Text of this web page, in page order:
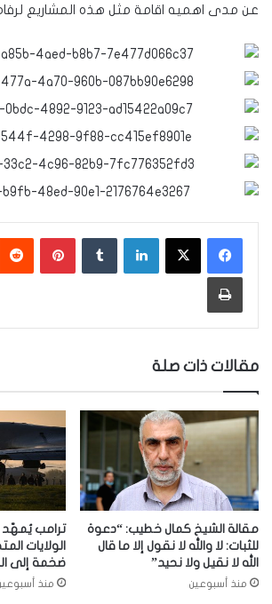
عن مدى اهميه اقامة مثل هذه المشاريع
لينكدإن بينتيريست
طباعة
مقالات ذات صلة
مقالة الشيخ كمال خطيب: “دعوة
للثبات: لا والله لا نقول إلا ما قال
الله لا نقيل ولا نحيد”
منذ أسبوعين
ترامب يُمهّد
الولايات
ضخمة إلى
منذ